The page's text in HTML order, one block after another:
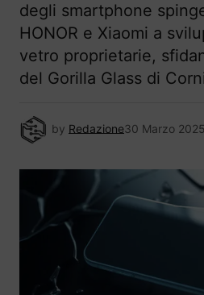
degli smartphone
HONOR e Xiaomi a
vetro proprietarie,
del Gorilla Glass di
by Redazione30 Marzo 2025